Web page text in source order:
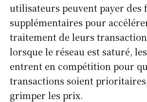
utilisateurs peuvent payer des
supplémentaires pour
traitement de leurs
lorsque le réseau est saturé,
entrent en compétition pour
transactions soient
grimper les prix.